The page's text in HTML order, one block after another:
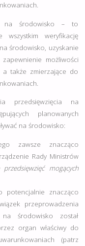
na środowisko – to
weryfikację
środowisko, uzyskanie
możliwości
a także zmierzające do
przedsięwzięcia na
planowanych
na środowisko:
zawsze znacząco
Rady Ministrów
mogących
potencjalnie znacząco
przeprowadzenia
na środowisko został
organ właściwy do
(patrz